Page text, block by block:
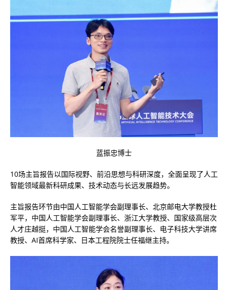
蓝振忠博士
10场主旨报告以国际视野、前沿思想与科研深度，全面呈现了人工
智能领域最新科研成果、技术动态与长远发展趋势。
主旨报告环节由中国人工智能学会副理事长、北京邮电大学教授杜
军平，中国人工智能学会副理事长、浙江大学教授、国家级高层次
人才庄越挺，中国人工智能学会名誉副理事长、电子科技大学讲席
教授、AI首席科学家、日本工程院院士任福继主持。